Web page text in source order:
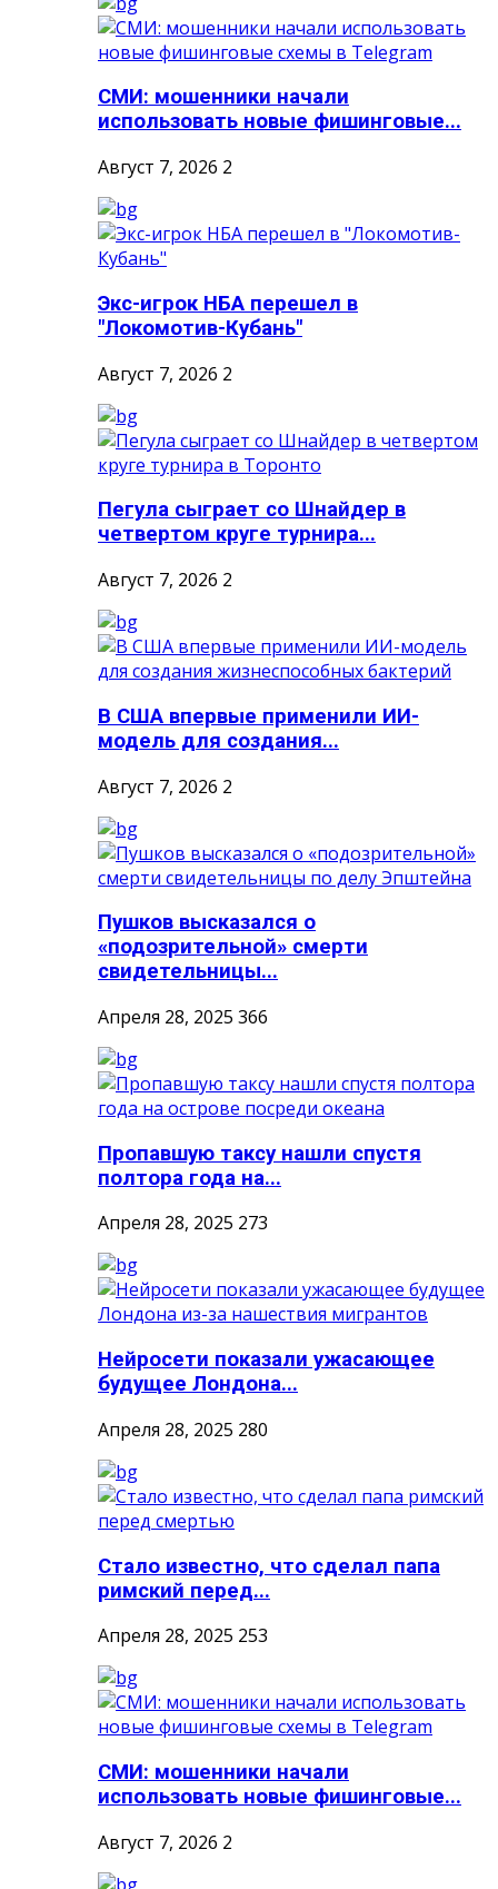
СМИ: мошенники начали
использовать новые фишинговые...
Август 7, 2026 2
Экс-игрок НБА перешел в
"Локомотив-Кубань"
Август 7, 2026 2
Пегула сыграет со Шнайдер в
четвертом круге турнира...
Август 7, 2026 2
В США впервые применили ИИ-
модель для создания...
Август 7, 2026 2
Пушков высказался о
«подозрительной» смерти
свидетельницы...
Апреля 28, 2025 366
Пропавшую таксу нашли спустя
полтора года на...
Апреля 28, 2025 273
Нейросети показали ужасающее
будущее Лондона...
Апреля 28, 2025 280
Стало известно, что сделал папа
римский перед...
Апреля 28, 2025 253
СМИ: мошенники начали
использовать новые фишинговые...
Август 7, 2026 2